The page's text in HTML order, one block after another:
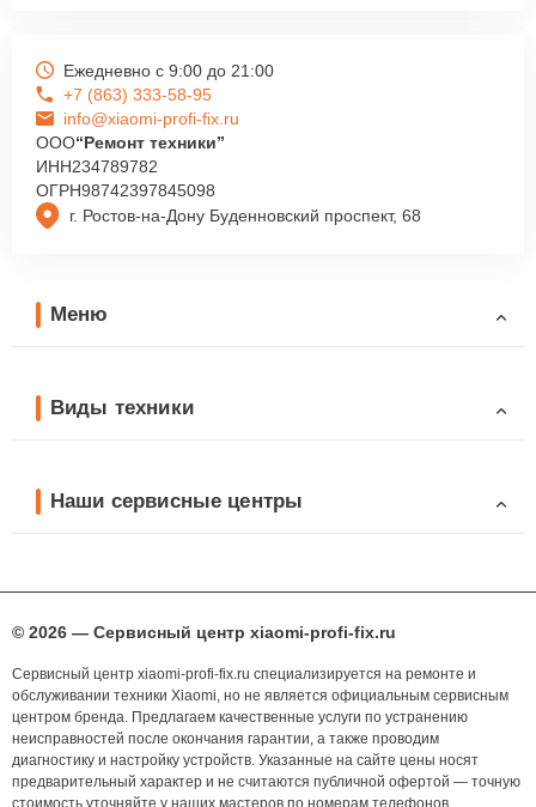
г. Ростов-на-Дону Буденновский проспект, 68
Ежедневно с 9:00 до 21:00
+7 (863) 333-58-95
info@xiaomi-profi-fix.ru
ООО“Ремонт техники”
ИНН234789782
ОГРН98742397845098
Меню
Виды техники
Наши сервисные центры
© 2026 — Сервисный центр xiaomi-profi-fix.ru
Сервисный центр xiaomi-profi-fix.ru специализируется на ремонте и
обслуживании техники Xiaomi, но не является официальным сервисным
центром бренда. Предлагаем качественные услуги по устранению
неисправностей после окончания гарантии, а также проводим
диагностику и настройку устройств. Указанные на сайте цены носят
предварительный характер и не считаются публичной офертой — точную
стоимость уточняйте у наших мастеров по номерам телефонов,